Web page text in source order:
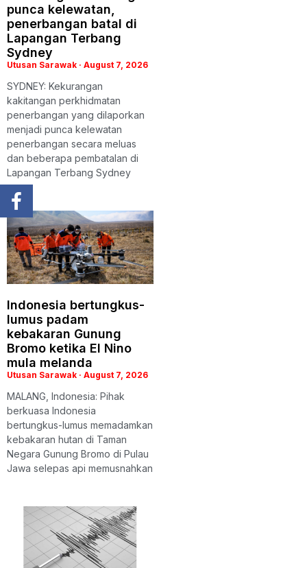
punca kelewatan,
penerbangan batal di
Lapangan Terbang
Sydney
Utusan Sarawak August 7, 2026
SYDNEY: Kekurangan
kakitangan perkhidmatan
penerbangan yang dilaporkan
menjadi punca kelewatan
penerbangan secara meluas
dan beberapa pembatalan di
Lapangan Terbang Sydney
Indonesia bertungkus-
lumus padam
kebakaran Gunung
Bromo ketika El Nino
mula melanda
Utusan Sarawak August 7, 2026
MALANG, Indonesia: Pihak
berkuasa Indonesia
bertungkus-lumus memadamkan
kebakaran hutan di Taman
Negara Gunung Bromo di Pulau
Jawa selepas api memusnahkan